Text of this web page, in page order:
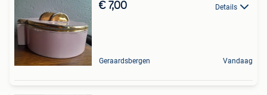
€ 7,00 Details
Geraardsbergen Vandaag